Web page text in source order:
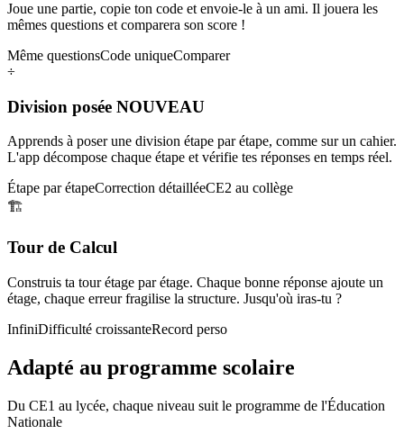
Joue une partie, copie ton code et envoie-le à un ami. Il jouera les
mêmes questions et comparera son score !
Même questionsCode uniqueComparer
÷
Division posée NOUVEAU
Apprends à poser une division étape par étape, comme sur un cahier.
L'app décompose chaque étape et vérifie tes réponses en temps réel.
Étape par étapeCorrection détailléeCE2 au collège
🏗️
Tour de Calcul
Construis ta tour étage par étage. Chaque bonne réponse ajoute un
étage, chaque erreur fragilise la structure. Jusqu'où iras-tu ?
InfiniDifficulté croissanteRecord perso
Adapté au programme scolaire
Du CE1 au lycée, chaque niveau suit le programme de l'Éducation
Nationale